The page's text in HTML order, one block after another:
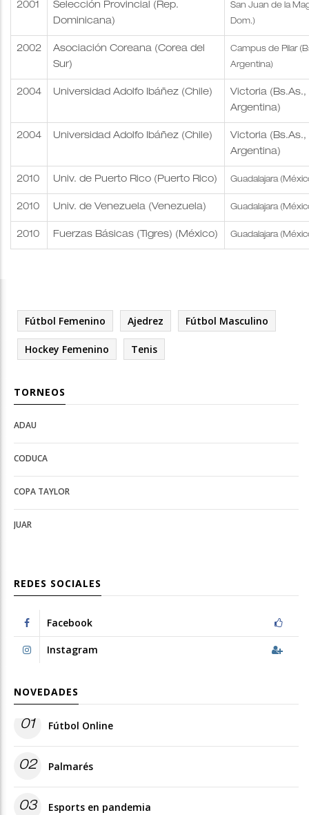
2001
Selección Provincial (Rep.
Dominicana)
San Juan de la
Dom.)
2002
Asociación Coreana (Corea del
Sur)
Campus de Pilar
Argentina)
2004 Universidad Adolfo Ibáñez (Chile)
Victoria (Bs.As.,
Argentina)
2004 Universidad Adolfo Ibáñez (Chile)
Victoria (Bs.As.,
Argentina)
2010 Univ. de Puerto Rico (Puerto Rico) Guadalajara
2010 Univ. de Venezuela (Venezuela) Guadalajara
2010 Fuerzas Básicas (Tigres) (México) Guadalajara
Fútbol Femenino Ajedrez Fútbol Masculino
Hockey Femenino Tenis
TORNEOS
Open
Deportes
configuration
options
Open
configuration
options
ADAU
CODUCA
COPA TAYLOR
JUAR
REDES SOCIALES
Facebook
Instagram
NOVEDADES
01 Fútbol Online
02 Palmarés
03 Esports en pandemia